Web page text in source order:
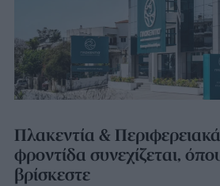
Πλακεντία &
φροντίδα συνεχίζεται,
βρίσκεστε